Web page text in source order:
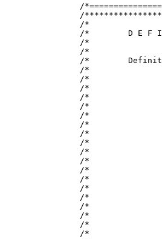
/
/
/*
/*        D E F
/*
/*
/*
/*
/*
/*
/*
/*
/*
/*
/*
/*
/*
/*
/*
/*
/*
/*
/*
/*
/*
/*